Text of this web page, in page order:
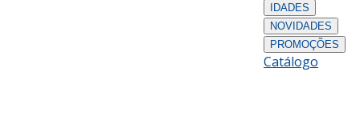
IDADES
NOVIDADES
PROMOÇÕES
Catálogo